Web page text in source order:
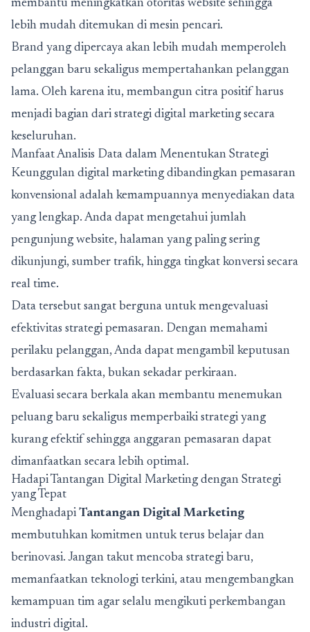
membantu meningkatkan otoritas website sehingga
lebih mudah ditemukan di mesin pencari.
Brand yang dipercaya akan lebih mudah memperoleh
pelanggan baru sekaligus mempertahankan pelanggan
lama. Oleh karena itu, membangun citra positif harus
menjadi bagian dari strategi digital marketing secara
keseluruhan.
Manfaat Analisis Data dalam Menentukan Strategi
Keunggulan digital marketing dibandingkan pemasaran
konvensional adalah kemampuannya menyediakan data
yang lengkap. Anda dapat mengetahui jumlah
pengunjung website, halaman yang paling sering
dikunjungi, sumber trafik, hingga tingkat konversi secara
real time.
Data tersebut sangat berguna untuk mengevaluasi
efektivitas strategi pemasaran. Dengan memahami
perilaku pelanggan, Anda dapat mengambil keputusan
berdasarkan fakta, bukan sekadar perkiraan.
Evaluasi secara berkala akan membantu menemukan
peluang baru sekaligus memperbaiki strategi yang
kurang efektif sehingga anggaran pemasaran dapat
dimanfaatkan secara lebih optimal.
Hadapi Tantangan Digital Marketing dengan Strategi
yang Tepat
Menghadapi Tantangan Digital Marketing
membutuhkan komitmen untuk terus belajar dan
berinovasi. Jangan takut mencoba strategi baru,
memanfaatkan teknologi terkini, atau mengembangkan
kemampuan tim agar selalu mengikuti perkembangan
industri digital.